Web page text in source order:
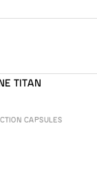
TITAN
CAPSULES